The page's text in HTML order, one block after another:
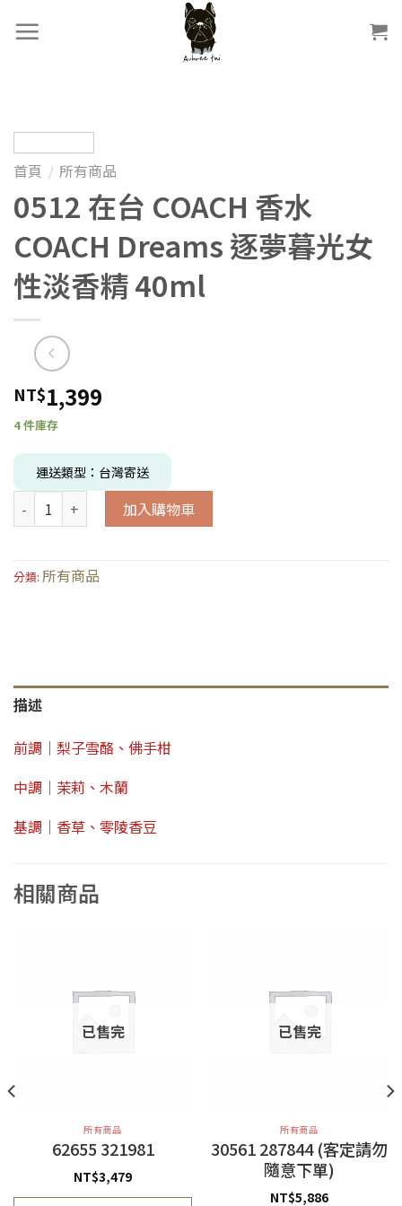
首頁 / 所有商品
0512 在台 COACH 香水
COACH Dreams 逐夢暮光女
性淡香精 40ml
NT$1,399
4 件庫存
運送類型：台灣寄送
加入購物車
分類: 所有商品
描述
前調｜梨子雪酪、佛手柑
中調｜茉莉、木蘭
基調｜香草、零陵香豆
相關商品
已售完
所有商品
62655 321981
NT$3,479
已售完
所有商品
30561 287844 (客定請勿
隨意下單)
NT$5,886